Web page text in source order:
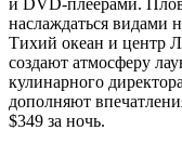
и DVD-плеерами.
наслаждаться видами
Тихий океан и центр
создают атмосферу
кулинарного
дополняют
$349 за ночь.